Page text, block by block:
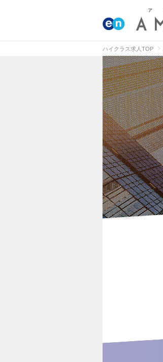
ハイクラス求人TOP